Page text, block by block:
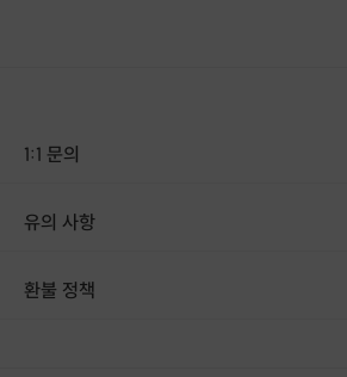
1:1 문의
유의 사항
환불 정책